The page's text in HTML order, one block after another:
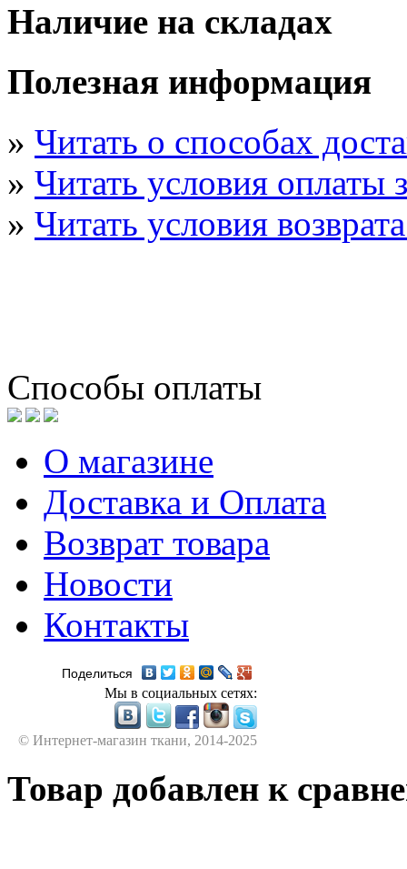
Наличие на складах
Полезная информация
» Читать о способах
» Читать условия оплаты
» Читать условия
Способы оплаты
О магазине
Доставка и Оплата
Возврат товара
Новости
Контакты
Поделиться
Мы в социальных сетях:
© Интернет-магазин ткани, 2014-2025
Товар добавлен к